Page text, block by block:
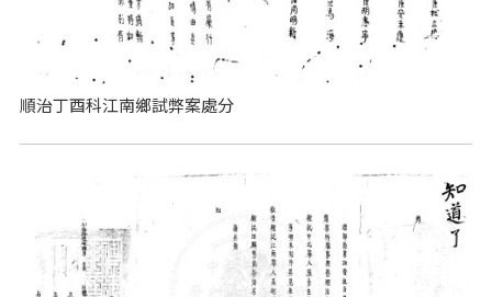
順治丁酉科江南鄉試弊案處分